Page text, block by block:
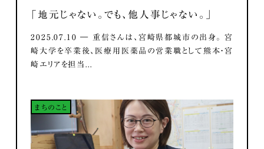
「地元じゃない。でも、他人事じゃない。」
2025.07.10 ― 重信さんは、宮崎県都城市の出身。 宮
崎大学を卒業後、医療用医薬品の営業職として熊本・宮
崎エリアを担当...
まちのこと